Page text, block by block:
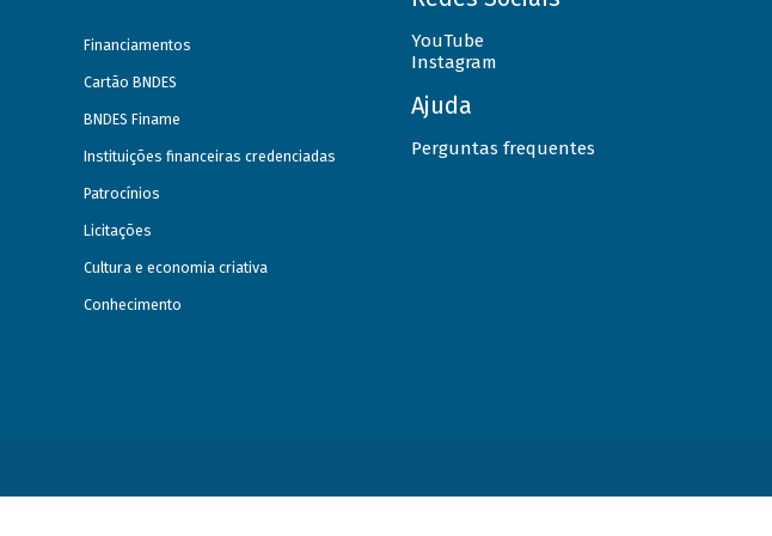
Financiamentos
Cartão BNDES
BNDES Finame
Instituições financeiras credenciadas
Patrocínios
Licitações
Cultura e economia criativa
Conhecimento
YouTube
Instagram
Ajuda
Perguntas frequentes